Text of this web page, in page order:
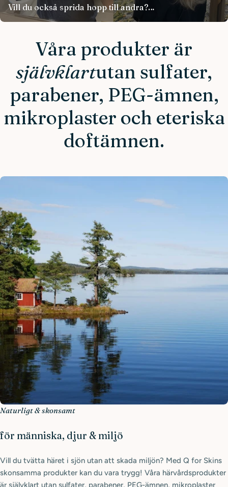
Vill du också sprida hopp till andra?
Hör av dig till oss!
Våra produkter är
självklartutan sulfater,
parabener, PEG-ämnen,
mikroplaster och eteriska
doftämnen.
Naturligt & skonsamt
för människa, djur & miljö
Vill du tvätta häret i sjön utan att skada miljön? Med Q for Skins
skonsamma produkter kan du vara trygg! Våra härvårdsprodukter
är självklart utan sulfater, parabener, PEG-ämnen, mikroplaster